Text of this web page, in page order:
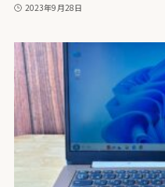
2023年9月28日